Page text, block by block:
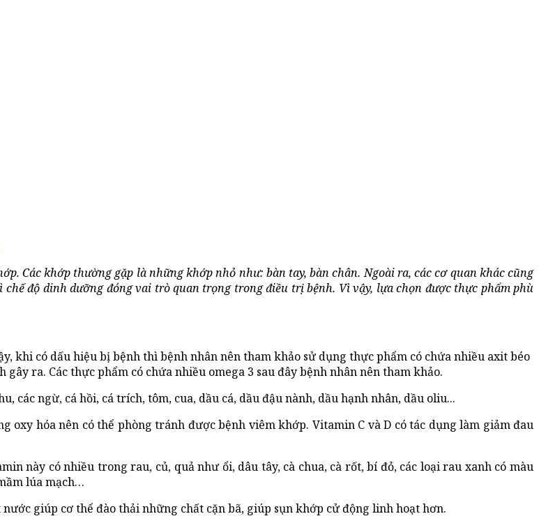
Các khớp thường gặp là những khớp nhỏ như: bàn tay, bàn chân. Ngoài ra, các cơ quan khác cũng
độ dinh dưỡng đóng vai trò quan trọng trong điều trị bệnh. Vì vậy, lựa chọn được thực phẩm phù
khi có dấu hiệu bị bệnh thì bệnh nhânnên tham khảo sử dụng thực phẩm có chứa nhiều axit béo
ra. Các thực phẩm có chứa nhiều omega 3 sau đây bệnh nhân nên tham khảo.
các ngừ, cá hồi, cá trích, tôm, cua, dầu cá, dầu đậu nành, dầu hạnh nhân, dầu oliu...
oxy hóa nên có thể phòng tránh được bệnh viêm khớp. Vitamin C và D có tác dụng làm giảm đau
này có nhiều trong rau, củ, quả như ổi, dâu tây, cà chua, cà rốt, bí đỏ, các loại rau xanh có màu
lúa mạch…
giúp cơ thể đào thải những chất cặn bã, giúp sụn khớp cử động linh hoạt hơn.